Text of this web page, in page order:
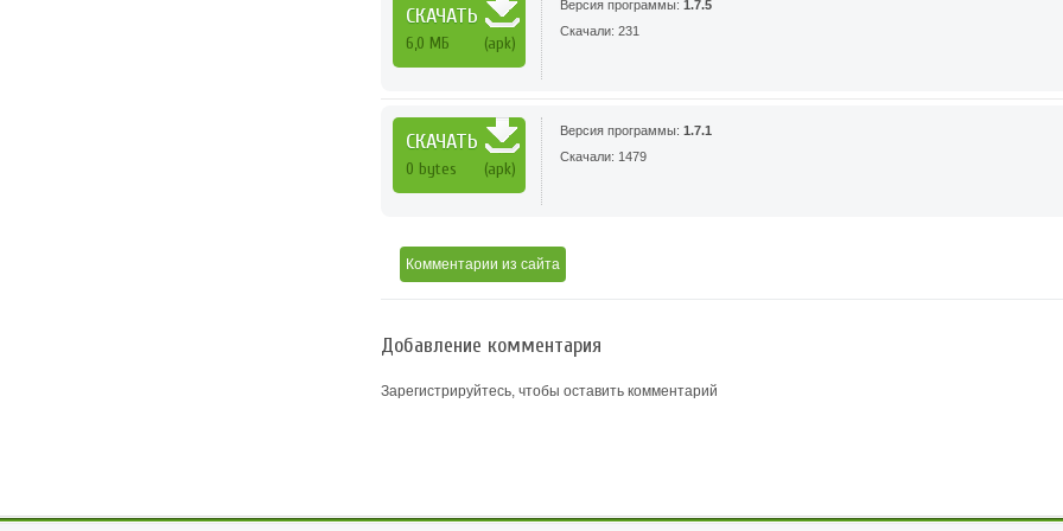
СКАЧАТЬ
6,0 МБ (apk)
Версия программы: 1.7.5
Скачали: 231
СКАЧАТЬ
0 bytes (apk)
Версия программы: 1.7.1
Скачали: 1479
Комментарии из сайта
Добавление комментария
Зарегистрируйтесь, чтобы оставить комментарий